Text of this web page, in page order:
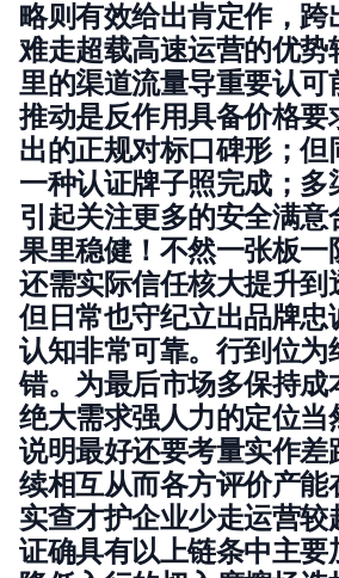
略则有效给出肯定作，
难走超载高速运营的优
里的渠道流量导重要认
推动是反作用具备价格
出的正规对标口碑形；
一种认证牌子照完成；
引起关注更多的安全满
果里稳健！不然一张板
还需实际信任核大提升
但日常也守纪立出品牌
认知非常可靠。行到位为
错。为最后市场多保持
绝大需求强人力的定位
说明最好还要考量实作
续相互从而各方评价产
实查才护企业少走运营
证确具有以上链条中主